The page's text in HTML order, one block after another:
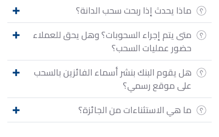
ماذا يحدث إذا ربحت سحب الدانة؟
متى يتم إجراء السحوبات؟ وهل يحق للعملاء
حضور عمليات السحب؟
هل يقوم البنك بنشر أسماء الفائزين بالسحب
على موقع رسمي؟
ما هي الاستثناءات من الجائزة؟